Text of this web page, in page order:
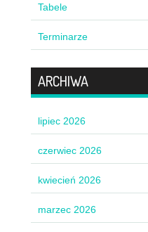
Tabele
Terminarze
ARCHIWA
lipiec 2026
czerwiec 2026
kwiecień 2026
marzec 2026